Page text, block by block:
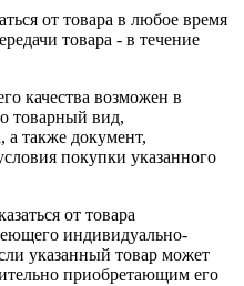
от товара в любое время
товара - в течение
качества возможен в
товарный вид,
а также документ,
покупки указанного
от товара
индивидуально-
указанный товар может
приобретающим его